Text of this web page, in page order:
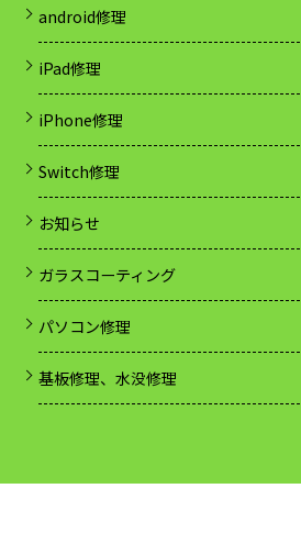
android修理
iPad修理
iPhone修理
Switch修理
お知らせ
ガラスコーティング
パソコン修理
基板修理、水没修理